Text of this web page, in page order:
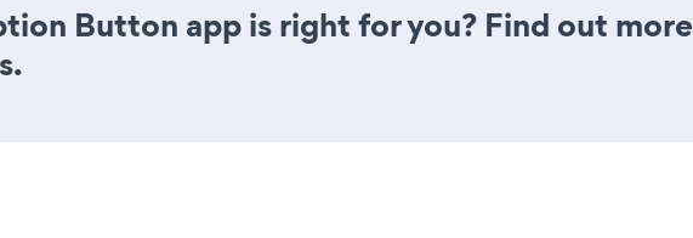
Button app is right for you? Find out more